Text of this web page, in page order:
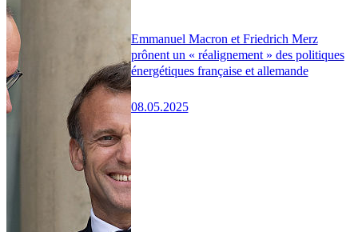
Emmanuel Macron et Friedrich Merz
prônent un « réalignement » des politiques
énergétiques française et allemande
08.05.2025